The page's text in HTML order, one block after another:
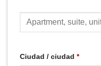
Ciudad / ciudad *